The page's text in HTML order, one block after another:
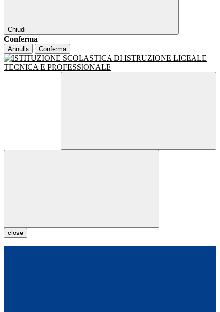
Chiudi
Conferma
Annulla Conferma
close